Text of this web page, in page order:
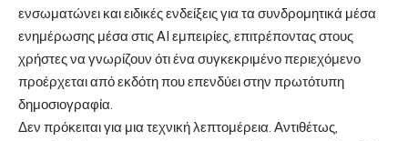
ενσωματώνει και ειδικές ενδείξεις για τα συνδρομητικά μέσα
ενημέρωσης μέσα στις AI εμπειρίες, επιτρέποντας στους
χρήστες να γνωρίζουν ότι ένα συγκεκριμένο περιεχόμενο
προέρχεται από εκδότη που επενδύει στην πρωτότυπη
δημοσιογραφία.
Δεν πρόκειται για μια τεχνική λεπτομέρεια. Αντιθέτως,